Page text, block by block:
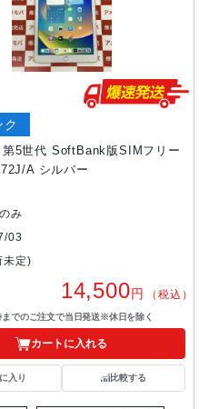
5世代 SoftBank版SIMフリー
A シルバー
ク
み
03
未定)
14,500円 （税込）
でのご注文で当日発送※休日を除く
カートに入れる
入り 比較する